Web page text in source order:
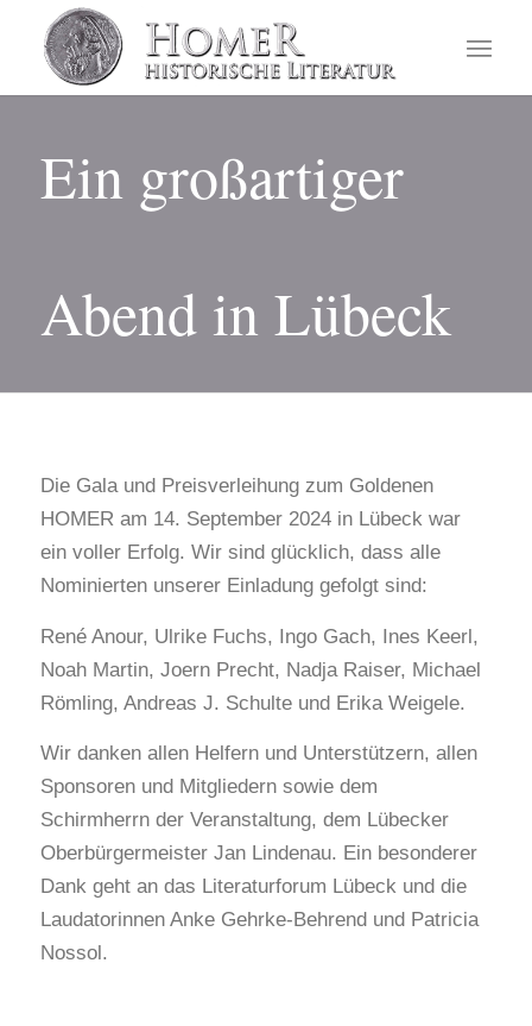
Ein großartiger
Abend in Lübeck
Die Gala und Preisverleihung zum Goldenen
HOMER am 14. September 2024 in Lübeck war
ein voller Erfolg. Wir sind glücklich, dass alle
Nominierten unserer Einladung gefolgt sind:
René Anour, Ulrike Fuchs, Ingo Gach, Ines Keerl,
Noah Martin, Joern Precht, Nadja Raiser, Michael
Römling, Andreas J. Schulte und Erika Weigele.
Wir danken allen Helfern und Unterstützern, allen
Sponsoren und Mitgliedern sowie dem
Schirmherrn der Veranstaltung, dem Lübecker
Oberbürgermeister Jan Lindenau. Ein besonderer
Dank geht an das Literaturforum Lübeck und die
Laudatorinnen Anke Gehrke-Behrend und Patricia
Nossol.